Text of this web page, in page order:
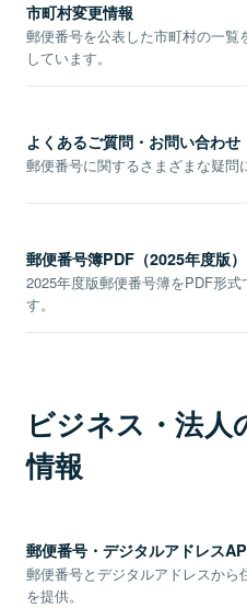
市町村変更情報
郵便番号を公表した市町村の一覧
しています。
よくあるご質問・お問い合わせ
郵便番号に関するさまざまな疑問
郵便番号簿PDF（2025年度版）
2025年度版郵便番号簿をPDF形式
す。
ビジネス・法
情報
郵便番号・デジタルアドレス
郵便番号とデジタルアドレスから
を提供。